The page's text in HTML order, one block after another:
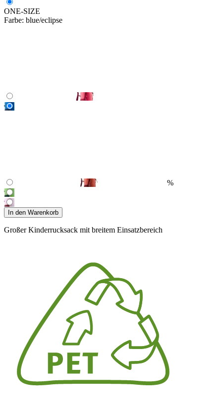
ONE-SIZE
Farbe: blue/eclipse
%
In den Warenkorb
Großer Kinderrucksack mit breitem Einsatzbereich